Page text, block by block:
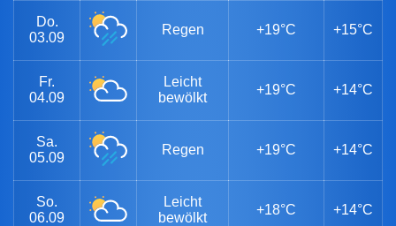
Do.
03.09
Regen +19°C +15°C
Fr.
04.09
Leicht
bewölkt
+19°C +14°C
Sa.
05.09
Regen +19°C +14°C
So.
06.09
Leicht
bewölkt
+18°C +14°C